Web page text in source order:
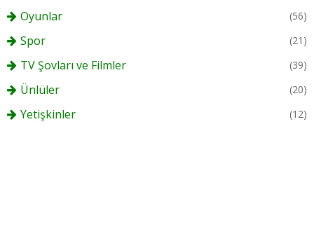
Oyunlar (56)
Spor (21)
TV Şovları ve Filmler (39)
Ünlüler (20)
Yetişkinler (12)